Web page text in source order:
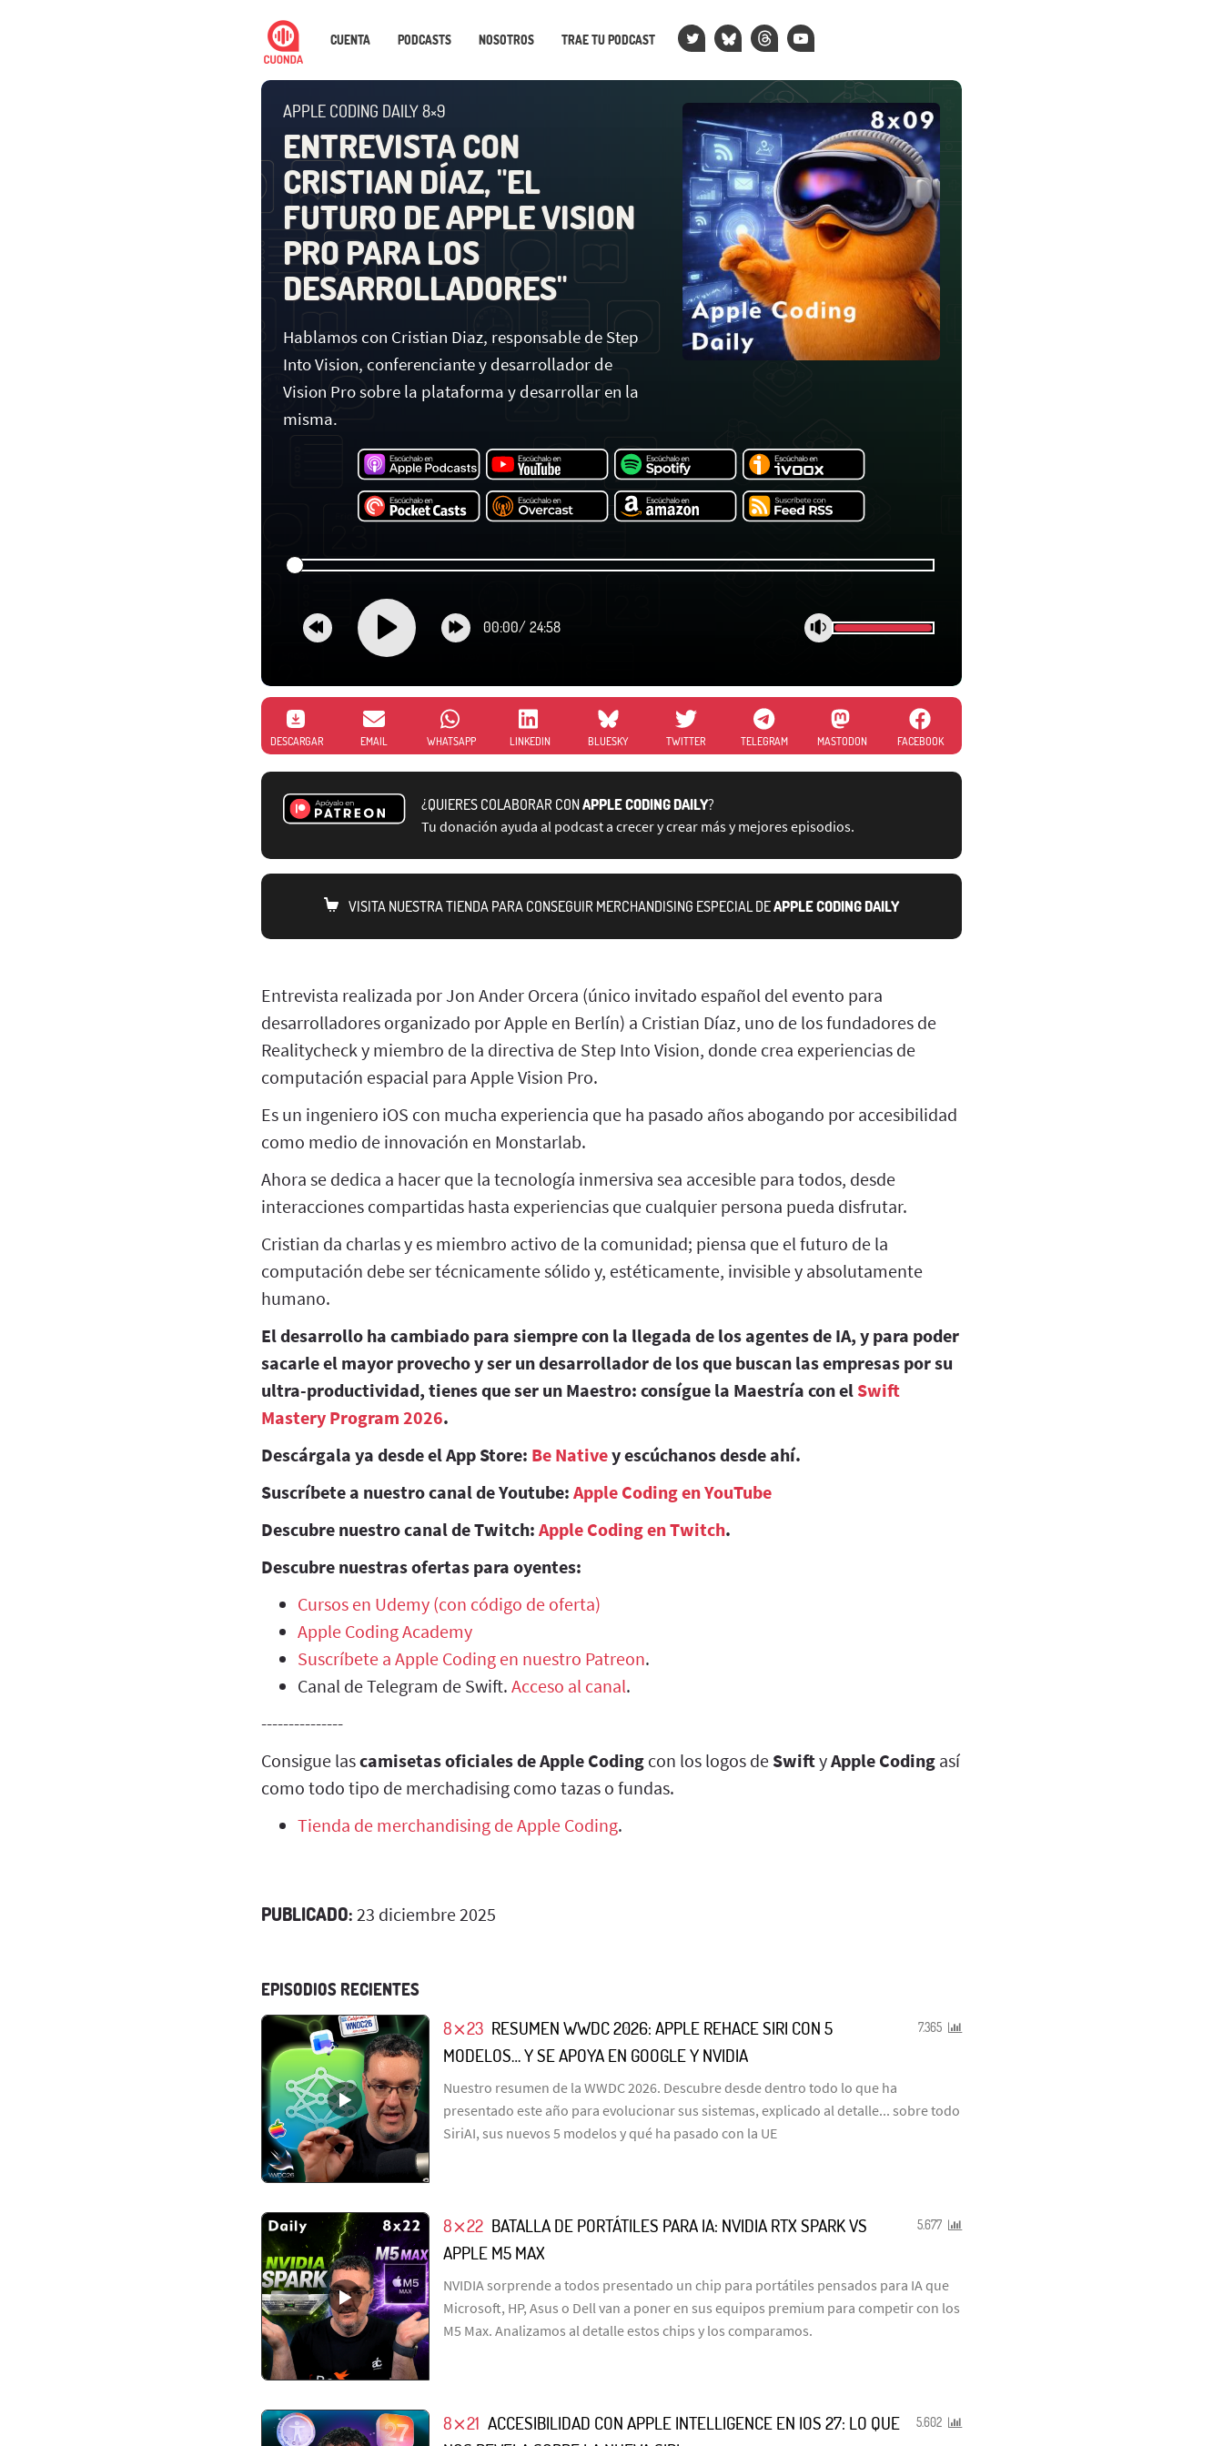
CUENTA PODCASTS NOSOTROS TRAE TU PODCAST
APPLE CODING DAILY 8×9
ENTREVISTA CON
CRISTIAN DÍAZ, "EL
FUTURO DE APPLE VISION
PRO PARA LOS
DESARROLLADORES"
Hablamos con Cristian Diaz, responsable de Step
Into Vision, conferenciante y desarrollador de
Vision Pro sobre la plataforma y desarrollar en la
misma.
00:00/ 24:58
DESCARGAR EMAIL WHATSAPP LINKEDIN BLUESKY TWITTER TELEGRAM MASTODON FACEBOOK
¿QUIERES COLABORAR CONAPPLE CODING DAILY?
Tu donación ayuda al podcast a crecer y crear más y mejores episodios.
VISITA NUESTRA TIENDA PARA CONSEGUIR MERCHANDISING ESPECIAL DEAPPLE CODING DAILY
Entrevista realizada por Jon Ander Orcera (único invitado español del evento para
desarrolladores organizado por Apple en Berlín) a Cristian Díaz, uno de los fundadores de
Realitycheck y miembro de la directiva de Step Into Vision, donde crea experiencias de
computación espacial para Apple Vision Pro.
Es un ingeniero iOS con mucha experiencia que ha pasado años abogando por accesibilidad
como medio de innovación en Monstarlab.
Ahora se dedica a hacer que la tecnología inmersiva sea accesible para todos, desde
interacciones compartidas hasta experiencias que cualquier persona pueda disfrutar.
Cristian da charlas y es miembro activo de la comunidad; piensa que el futuro de la
computación debe ser técnicamente sólido y, estéticamente, invisible y absolutamente
humano.
El desarrollo ha cambiado para siempre con la llegada de los agentes de IA, y para poder
sacarle el mayor provecho y ser un desarrollador de los que buscan las empresas por su
ultra-productividad, tienes que ser un Maestro: consígue la Maestría con el Swift
Mastery Program 2026.
Descárgala ya desde el App Store: Be Nativey escúchanos desde ahí.
Suscríbete a nuestro canal de Youtube: Apple Coding en YouTube
Descubre nuestro canal de Twitch: Apple Coding en Twitch.
Descubre nuestras ofertas para oyentes:
Cursos en Udemy (con código de oferta)
Apple Coding Academy
Suscríbete a Apple Coding en nuestro Patreon.
Canal de Telegram de Swift. Acceso al canal.
---------------
Consigue lascamisetas oficiales de Apple Coding con los logos de SwiftyApple Coding así
como todo tipo de merchadising como tazas o fundas.
Tienda de merchandising de Apple Coding.
PUBLICADO: 23 diciembre 2025
EPISODIOS RECIENTES
7.365
8⨯23 RESUMEN WWDC 2026: APPLE REHACE SIRI CON 5
MODELOS… Y SE APOYA EN GOOGLE Y NVIDIA
Nuestro resumen de la WWDC 2026. Descubre desde dentro todo lo que ha
presentado este año para evolucionar sus sistemas, explicado al detalle... sobre todo
SiriAI, sus nuevos 5 modelos y qué ha pasado con la UE
5.677
8⨯22 BATALLA DE PORTÁTILES PARA IA: NVIDIA RTX SPARK VS
APPLE M5 MAX
NVIDIA sorprende a todos presentado un chip para portátiles pensados para IA que
Microsoft, HP, Asus o Dell van a poner en sus equipos premium para competir con los
M5 Max. Analizamos al detalle estos chips y los comparamos.
5.602
8⨯21 ACCESIBILIDAD CON APPLE INTELLIGENCE EN IOS 27: LO QUE